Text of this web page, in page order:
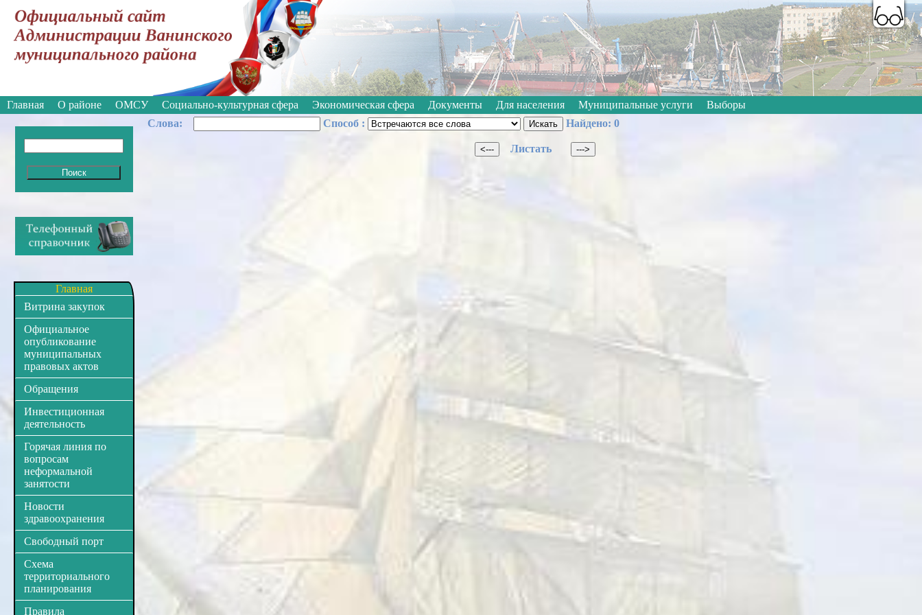
Версия для слабовидящих: Вкл Изображения: Размер шрифта: A A Цветовая схема: A A A A
Главная О районе ОМСУ Социально-культурная сфера Экономическая сфера Документы Для населения Муниципальные услуги Выборы
Главная
Витрина закупок
Официальное
опубликование
муниципальных
правовых актов
Обращения
Инвестиционная
деятельность
Горячая линия по
вопросам
неформальной
занятости
Новости
здравоохранения
Свободный порт
Схема
территориального
планирования
Правила
Cлова: Способ : Найдено: 0
Листать